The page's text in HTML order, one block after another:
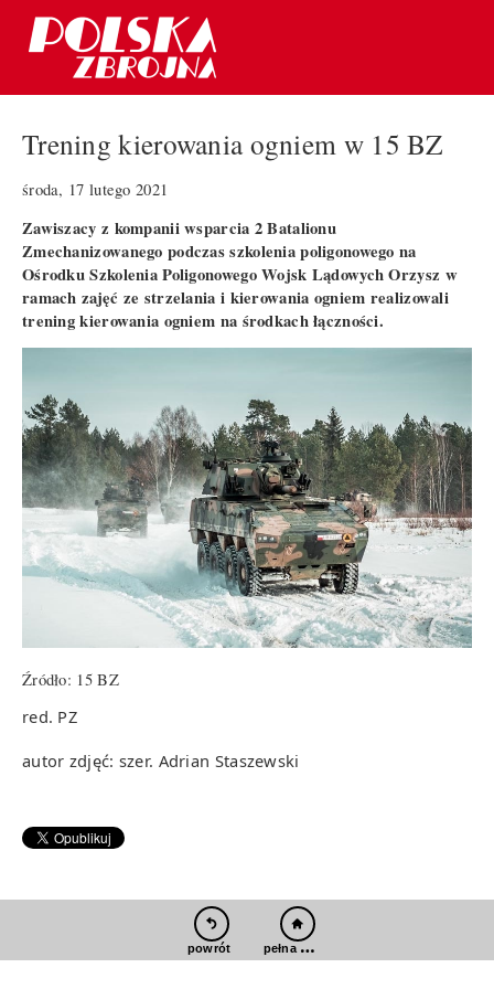
Trening kierowania ogniem w 15 BZ
środa, 17 lutego 2021
Zawiszacy z kompanii wsparcia 2 Batalionu
Zmechanizowanego podczas szkolenia poligonowego na
Ośrodku Szkolenia Poligonowego Wojsk Lądowych Orzysz w
ramach zajęć ze strzelania i kierowania ogniem realizowali
trening kierowania ogniem na środkach łączności.
Źródło: 15 BZ
red. PZ
autor zdjęć: szer. Adrian Staszewski
powrót pełna wersja